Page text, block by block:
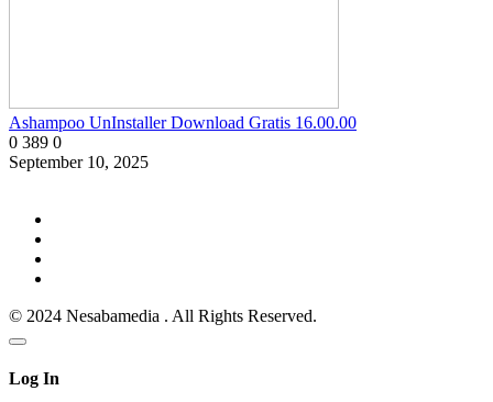
Ashampoo UnInstaller Download Gratis 16.00.00
0 389 0
September 10, 2025
© 2024 Nesabamedia . All Rights Reserved.
Log In